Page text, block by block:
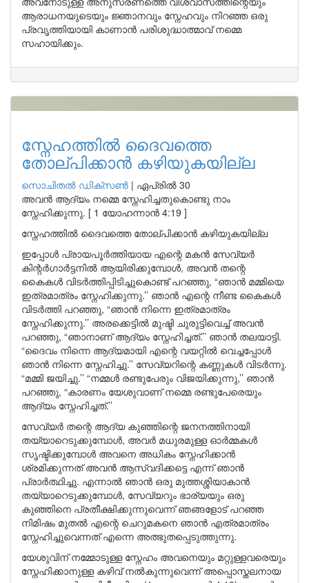
ആരാധനയുടെയും ജ്ഞാനവും സ്നേഹവും നിറഞ്ഞ ഒരു
പ്രവൃത്തിയായി കാണാൻ പരിശുദ്ധാത്മാവ് നമ്മെ
സഹായിക്കും.
സ്നേഹത്തിൽ ദൈവത്തെ
തോല്പിക്കാൻ കഴിയുകയില്ല
സൊചിതൽ ഡിക്‌സൺ | ഏപ്രിൽ 30
അവൻ ആദ്യം നമ്മെ സ്നേഹിച്ചതുകൊണ്ടു നാം
സ്നേഹിക്കുന്നു. [ 1 യോഹന്നാൻ 4:19 ]
സ്നേഹത്തിൽ ദൈവത്തെ തോല്പിക്കാൻ കഴിയുകയില്ല
ഇപ്പോൾ പ്രായപൂർത്തിയായ എന്റെ മകൻ സേവ്യർ
കിന്റർഗാർട്ടനിൽ ആയിരിക്കുമ്പോൾ, അവൻ തന്റെ
കൈകൾ വിടർത്തിപ്പിടിച്ചുകൊണ്ട് പറഞ്ഞു, “ഞാൻ മമ്മിയെ
ഇത്രമാത്രം സ്നേഹിക്കുന്നു.’’ ഞാൻ എന്റെ നീണ്ട കൈകൾ
വിടർത്തി പറഞ്ഞു, “ഞാൻ നിന്നെ ഇത്രമാത്രം
സ്നേഹിക്കുന്നു.’’ അരക്കെട്ടിൽ മുഷ്ടി ചുരുട്ടിവെച്ച് അവൻ
പറഞ്ഞു, “ഞാനാണ് ആദ്യം സ്നേഹിച്ചത്.’’ ഞാൻ തലയാട്ടി.
“ദൈവം നിന്നെ ആദ്യമായി എന്റെ വയറ്റിൽ വെച്ചപ്പോൾ
ഞാൻ നിന്നെ സ്നേഹിച്ചു.’’ സേവ്യറിന്റെ കണ്ണുകൾ വിടർന്നു.
“മമ്മി ജയിച്ചു.’’ “നമ്മൾ രണ്ടുപേരും വിജയിക്കുന്നു,’’ ഞാൻ
പറഞ്ഞു, “കാരണം യേശുവാണ് നമ്മെ രണ്ടുപേരെയും
ആദ്യം സ്നേഹിച്ചത്.’’
സേവ്യർ തന്റെ ആദ്യ കുഞ്ഞിന്റെ ജനനത്തിനായി
തയ്യാറെടുക്കുമ്പോൾ, അവർ മധുരമുള്ള ഓർമ്മകൾ
സൃഷ്ടിക്കുമ്പോൾ അവനെ അധികം സ്നേഹിക്കാൻ
ശ്രമിക്കുന്നത് അവൻ ആസ്വദിക്കട്ടെ എന്ന് ഞാൻ
പ്രാർത്ഥിച്ചു. എന്നാൽ ഞാൻ ഒരു മുത്തശ്ശിയാകാൻ
തയ്യാറെടുക്കുമ്പോൾ, സേവ്യറും ഭാര്യയും ഒരു
കുഞ്ഞിനെ പ്രതീക്ഷിക്കുന്നുവെന്ന് ഞങ്ങളോട് പറഞ്ഞ
നിമിഷം മുതൽ എന്റെ ചെറുമകനെ ഞാൻ എത്രമാത്രം
സ്നേഹിച്ചുവെന്നത് എന്നെ അത്ഭുതപ്പെടുത്തുന്നു.
യേശുവിന് നമ്മോടുള്ള സ്നേഹം അവനെയും മറ്റുള്ളവരെയും
സ്നേഹിക്കാനുള്ള കഴിവ് നൽകുന്നുവെന്ന് അപ്പൊസ്തലനായ